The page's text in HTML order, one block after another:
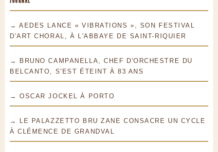
→ AEDES LANCE « VIBRATIONS », SON FESTIVAL
D'ART CHORAL, À L'ABBAYE DE SAINT-RIQUIER
→ BRUNO CAMPANELLA, CHEF D'ORCHESTRE DU
BELCANTO, S'EST ÉTEINT À 83 ANS
→ OSCAR JOCKEL À PORTO
→ LE PALAZZETTO BRU ZANE CONSACRE UN CYCLE
À CLÉMENCE DE GRANDVAL